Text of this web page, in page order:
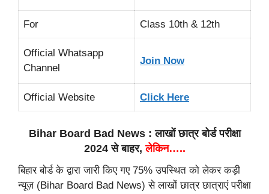
For Class 10th & 12th
Official Whatsapp
Channel
Join Now
Official Website Click Here
Bihar Board Bad News : लाखों छात्र बोर्ड परीक्षा
2024 से बाहर,लेकिन…..
बिहार बोर्ड के द्वारा जारी किए गए 75% उपस्थित को लेकर कड़ी
न्यूज़ (Bihar Board Bad News) से लाखों छात्र छात्राएं परीक्षा